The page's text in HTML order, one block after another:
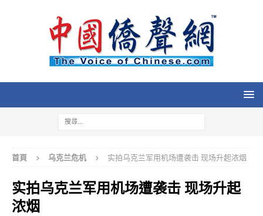
首頁 乌克兰危机 实拍乌克兰军用机场遭袭击 现场升起浓烟
实拍乌克兰军用机场遭袭击 现场升起
浓烟